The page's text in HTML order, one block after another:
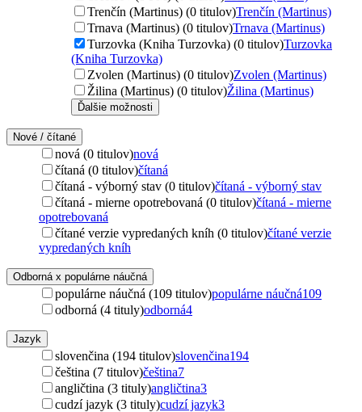
Trenčín (Martinus) (0 titulov)Trenčín (Martinus)
Trnava (Martinus) (0 titulov)Trnava (Martinus)
Turzovka (Kniha Turzovka) (0 titulov)Turzovka
(Kniha Turzovka)
Zvolen (Martinus) (0 titulov)Zvolen (Martinus)
Žilina (Martinus) (0 titulov)Žilina (Martinus)
Ďalšie možnosti
Nové / čítané
nová (0 titulov)nová
čítaná (0 titulov)čítaná
čítaná - výborný stav (0 titulov)čítaná - výborný stav
čítaná - mierne opotrebovaná (0 titulov)čítaná - mierne
opotrebovaná
čítané verzie vypredaných kníh (0 titulov)čítané verzie
vypredaných kníh
Odborná x populárne náučná
populárne náučná (109 titulov)populárne náučná109
odborná (4 tituly)odborná4
Jazyk
slovenčina (194 titulov)slovenčina194
čeština (7 titulov)čeština7
angličtina (3 tituly)angličtina3
cudzí jazyk (3 tituly)cudzí jazyk3